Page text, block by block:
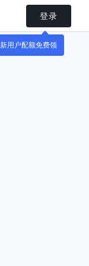
登录
新用户配额免费领